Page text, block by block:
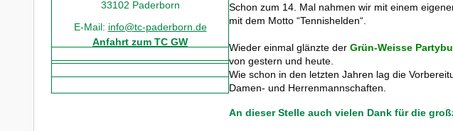
33102 Paderborn
E-Mail: info@tc-paderborn.de
Anfahrt zum TC GW
Schon zum 14 . Mal nahmen wir mit einem
mit dem Motto “Tennishelden“.
Wieder einmal glänzte der Grün-Weisse
von gestern und heute.
Wie schon in den letzten Jahren lag die
Damen- und Herrenmannschaften.
An dieser Stelle auch vielen Dank für die